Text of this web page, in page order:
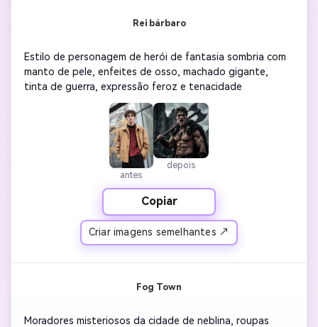
Rei bárbaro
Estilo de personagem de herói de fantasia sombria com
manto de pele, enfeites de osso, machado gigante,
tinta de guerra, expressão feroz e tenacidade
antes
depois
Copiar
Criar imagens semelhantes ↗
Fog Town
Moradores misteriosos da cidade de neblina, roupas